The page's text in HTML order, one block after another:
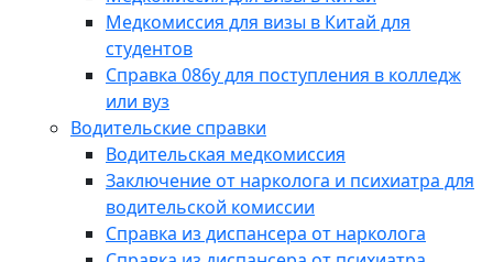
Медкомиссия для визы в Китай для
студентов
Справка 086у для поступления в колледж
или вуз
Водительские справки
Водительская медкомиссия
Заключение от нарколога и психиатра для
водительской комиссии
Справка из диспансера от нарколога